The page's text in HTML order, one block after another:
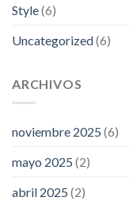
Style(6)
Uncategorized(6)
ARCHIVOS
noviembre 2025 (6)
mayo 2025 (2)
abril 2025 (2)